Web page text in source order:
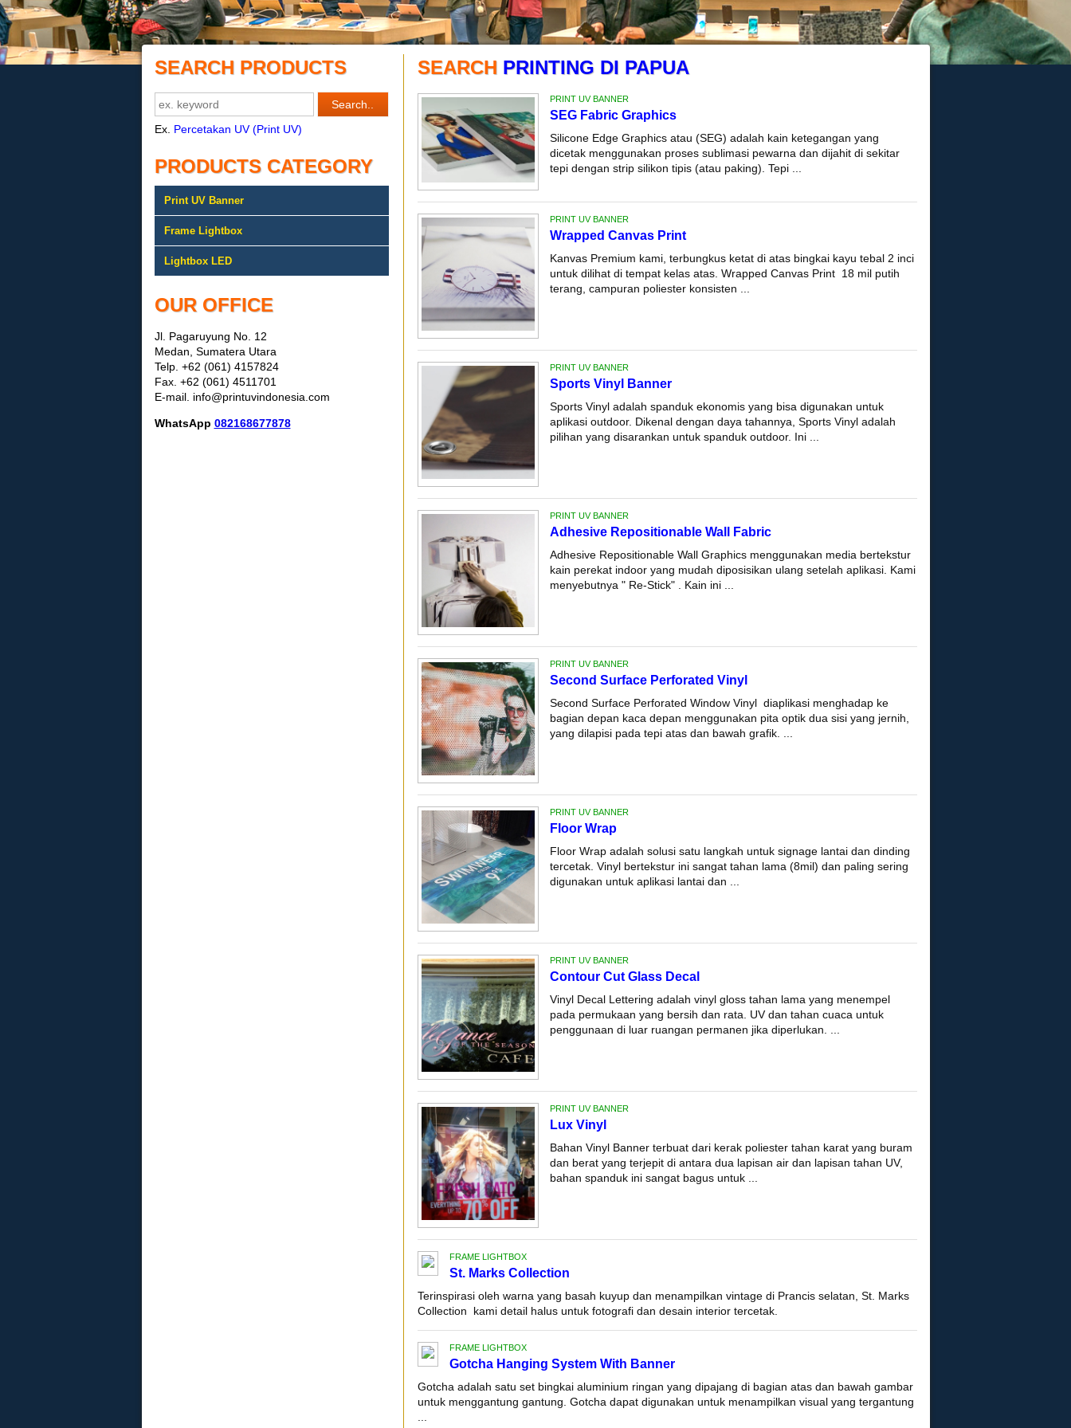
SEARCH PRODUCTS
Ex. Percetakan UV (Print UV)
PRODUCTS CATEGORY
Print UV Banner
Frame Lightbox
Lightbox LED
OUR OFFICE
Jl. Pagaruyung No. 12
Medan, Sumatera Utara
Telp. +62 (061) 4157824
Fax. +62 (061) 4511701
E-mail. info@printuvindonesia.com
WhatsApp 082168677878
SEARCH PRINTING DI PAPUA
PRINT UV BANNER
SEG Fabric Graphics
Silicone Edge Graphics atau (SEG) adalah kain ketegangan yang
dicetak menggunakan proses sublimasi pewarna dan dijahit di sekitar
tepi dengan strip silikon tipis (atau paking). Tepi ...
PRINT UV BANNER
Wrapped Canvas Print
Kanvas Premium kami, terbungkus ketat di atas bingkai kayu tebal 2 inci
untuk dilihat di tempat kelas atas. Wrapped Canvas Print 18 mil putih
terang, campuran poliester konsisten ...
PRINT UV BANNER
Sports Vinyl Banner
Sports Vinyl adalah spanduk ekonomis yang bisa digunakan untuk
aplikasi outdoor. Dikenal dengan daya tahannya, Sports Vinyl adalah
pilihan yang disarankan untuk spanduk outdoor. Ini ...
PRINT UV BANNER
Adhesive Repositionable Wall Fabric
Adhesive Repositionable Wall Graphics menggunakan media bertekstur
kain perekat indoor yang mudah diposisikan ulang setelah aplikasi. Kami
menyebutnya " Re-Stick" . Kain ini ...
PRINT UV BANNER
Second Surface Perforated Vinyl
Second Surface Perforated Window Vinyl diaplikasi menghadap ke
bagian depan kaca depan menggunakan pita optik dua sisi yang jernih,
yang dilapisi pada tepi atas dan bawah grafik. ...
PRINT UV BANNER
Floor Wrap
Floor Wrap adalah solusi satu langkah untuk signage lantai dan dinding
tercetak. Vinyl bertekstur ini sangat tahan lama (8mil) dan paling sering
digunakan untuk aplikasi lantai dan ...
PRINT UV BANNER
Contour Cut Glass Decal
Vinyl Decal Lettering adalah vinyl gloss tahan lama yang menempel
pada permukaan yang bersih dan rata. UV dan tahan cuaca untuk
penggunaan di luar ruangan permanen jika diperlukan. ...
PRINT UV BANNER
Lux Vinyl
Bahan Vinyl Banner terbuat dari kerak poliester tahan karat yang buram
dan berat yang terjepit di antara dua lapisan air dan lapisan tahan UV,
bahan spanduk ini sangat bagus untuk ...
FRAME LIGHTBOX
St. Marks Collection
Terinspirasi oleh warna yang basah kuyup dan menampilkan vintage di Prancis selatan, St. Marks
Collection kami detail halus untuk fotografi dan desain interior tercetak.
FRAME LIGHTBOX
Gotcha Hanging System With Banner
Gotcha adalah satu set bingkai aluminium ringan yang dipajang di bagian atas dan bawah gambar
untuk menggantung gantung. Gotcha dapat digunakan untuk menampilkan visual yang tergantung